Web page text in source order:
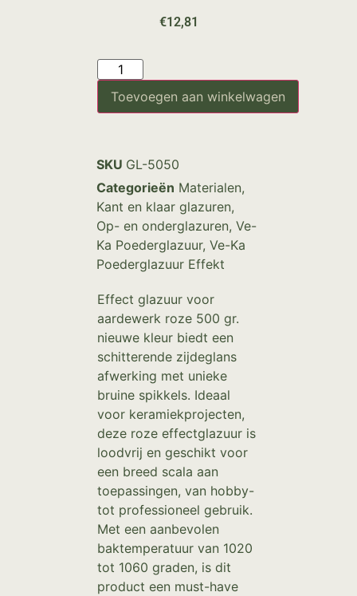
€12,81
Toevoegen aan winkelwagen
SKU GL-5050
Categorieën Materialen,
Kant en klaar glazuren,
Op- en onderglazuren, Ve-
Ka Poederglazuur, Ve-Ka
Poederglazuur Effekt
Effect glazuur voor
aardewerk roze 500 gr.
nieuwe kleur biedt een
schitterende zijdeglans
afwerking met unieke
bruine spikkels. Ideaal
voor keramiekprojecten,
deze roze effectglazuur is
loodvrij en geschikt voor
een breed scala aan
toepassingen, van hobby-
tot professioneel gebruik.
Met een aanbevolen
baktemperatuur van 1020
tot 1060 graden, is dit
product een must-have